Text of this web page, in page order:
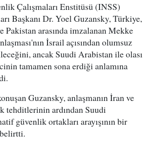
Çalışmaları Enstitüsü (INSS)
Başkanı Dr. Yoel Guzansky, Türkiye,
Pakistan arasında imzalanan Mekke
İsrail açısından olumsuz
ancak Suudi Arabistan ile olası
tamamen sona erdiği anlamına
Guzansky, anlaşmanın İran ve
tehditlerinin ardından Suudi
güvenlik ortakları arayışının bir